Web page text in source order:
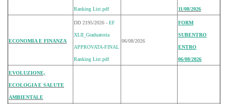
Ranking List.pdf 11/08/2026
ECONOMIA E FINANZA
DD 2195/2026 - EF
XLII_Graduatoria
APPROVATA-FINAL
Ranking List.pdf
06/08/2026
FORM
SUBENTRO
ENTRO
06/08/2026
EVOLUZIONE,
ECOLOGIA E SALUTE
AMBIENTALE